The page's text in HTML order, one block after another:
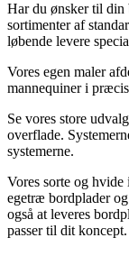
Har du ønsker til din
sortimenter af
løbende levere
Vores egen maler
mannequiner i
Se vores store
overflade.
systemerne.
Vores sorte og hvide
egetræ bordplader
også at leveres
passer til dit koncept.